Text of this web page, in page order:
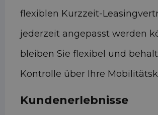
flexiblen Kurzzeit-
jederzeit angepasst werden
bleiben Sie flexibel und
Kontrolle über Ihre
Kundenerlebnisse